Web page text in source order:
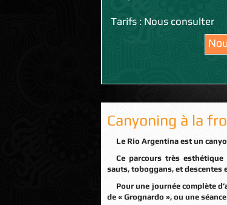
Tarifs : Nous consulter
Canyoning à la
Le Rio Argentina est un
Ce parcours très esthétique se caractérise par une O’limpide, dans un cadre féérique. Quelques
sauts, toboggans, et descentes
Pour une journée complète d’activité, ce parcours s’enchaine parfaitement avec son voisin le canyon
de « Grognardo », ou une